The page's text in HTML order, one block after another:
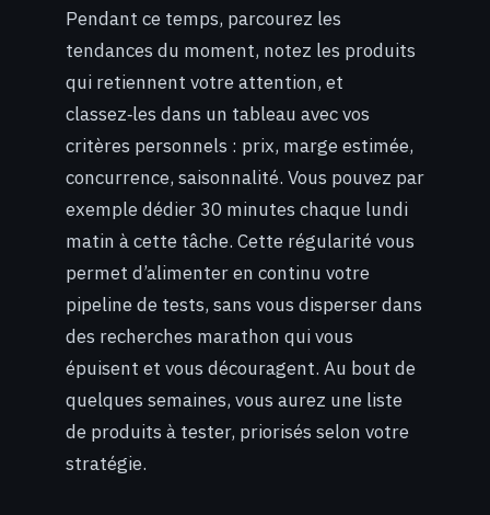
Pendant ce temps, parcourez les
tendances du moment, notez les produits
qui retiennent votre attention, et
classez‑les dans un tableau avec vos
critères personnels : prix, marge estimée,
concurrence, saisonnalité. Vous pouvez par
exemple dédier 30 minutes chaque lundi
matin à cette tâche. Cette régularité vous
permet d’alimenter en continu votre
pipeline de tests, sans vous disperser dans
des recherches marathon qui vous
épuisent et vous découragent. Au bout de
quelques semaines, vous aurez une liste
de produits à tester, priorisés selon votre
stratégie.